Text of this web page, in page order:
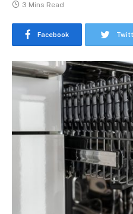
3 Mins Read
Facebook